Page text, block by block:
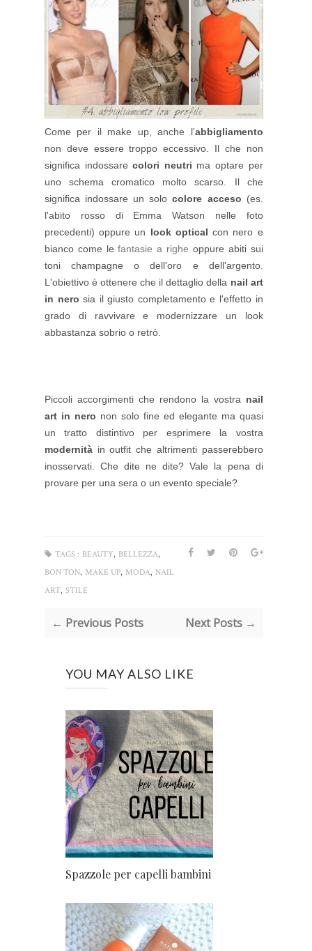
Come per il make up, anche l'abbigliamento
non deve essere troppo eccessivo. Il che non
significa indossarecolori neutri ma optare per
uno schema cromatico molto scarso. Il che
significa indossare un solo colore acceso (es.
l'abito rosso di Emma Watson nelle foto
precedenti) oppure un look optical con nero e
bianco come lefantasie a righe oppure abiti sui
toni champagne o dell'oro e dell'argento.
L'obiettivo è ottenere che il dettaglio della nail art
in nero sia il giusto completamento e l'effetto in
grado di ravvivare e modernizzare un look
abbastanza sobrio o retrò.
Piccoli accorgimenti che rendono la vostra nail
art in nero non solo fine ed elegante ma quasi
un tratto distintivo per esprimere la vostra
modernità in outfit che altrimenti passerebbero
inosservati. Che dite ne dite? Vale la pena di
provare per una sera o un evento speciale?
TAGS : BEAUTY, BELLEZZA,
BON TON, MAKE UP, MODA, NAIL
ART, STILE
← Previous Posts Next Posts →
YOU MAY ALSO LIKE
Spazzole per capelli bambini